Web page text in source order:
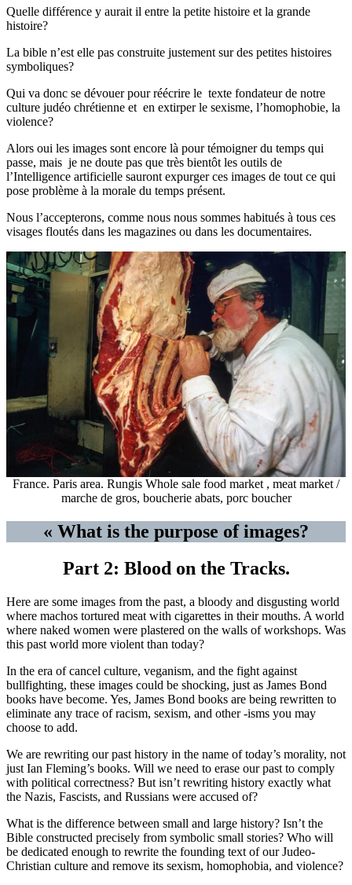
Quelle différence y aurait il entre la petite histoire et la grande
histoire?
La bible n’est elle pas construite justement sur des petites histoires
symboliques?
Qui va donc se dévouer pour réécrire le texte fondateur de notre
culture judéo chrétienne et en extirper le sexisme, l’homophobie, la
violence?
Alors oui les images sont encore là pour témoigner du temps qui
passe, mais je ne doute pas que très bientôt les outils de
l’Intelligence artificielle sauront expurger ces images de tout ce qui
pose problème à la morale du temps présent.
Nous l’accepterons, comme nous nous sommes habitués à tous ces
visages floutés dans les magazines ou dans les documentaires.
France. Paris area. Rungis Whole sale food market , meat market /
marche de gros, boucherie abats, porc boucher
« What is the purpose of images?
Part 2: Blood on the Tracks.
Here are some images from the past, a bloody and disgusting world
where machos tortured meat with cigarettes in their mouths. A world
where naked women were plastered on the walls of workshops. Was
this past world more violent than today?
In the era of cancel culture, veganism, and the fight against
bullfighting, these images could be shocking, just as James Bond
books have become. Yes, James Bond books are being rewritten to
eliminate any trace of racism, sexism, and other -isms you may
choose to add.
We are rewriting our past history in the name of today’s morality, not
just Ian Fleming’s books. Will we need to erase our past to comply
with political correctness? But isn’t rewriting history exactly what
the Nazis, Fascists, and Russians were accused of?
What is the difference between small and large history? Isn’t the
Bible constructed precisely from symbolic small stories? Who will
be dedicated enough to rewrite the founding text of our Judeo-
Christian culture and remove its sexism, homophobia, and violence?